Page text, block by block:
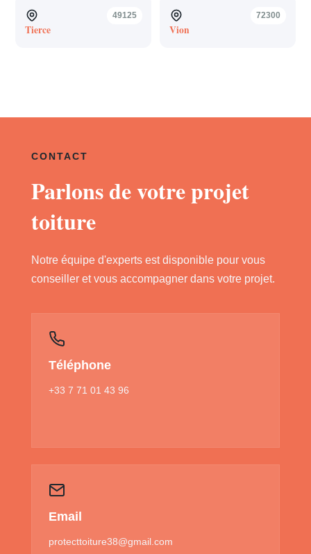
49125
Tierce
72300
Vion
CONTACT
Parlons de votre projet
toiture
Notre équipe d'experts est disponible pour vous
conseiller et vous accompagner dans votre projet.
Téléphone
+33 7 71 01 43 96
Email
protecttoiture38@gmail.com